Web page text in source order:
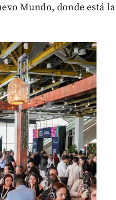
Mundo, donde está la